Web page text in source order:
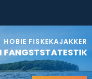
HOBIE FISKEKAJAKKER
FANGSTSTATESTIK